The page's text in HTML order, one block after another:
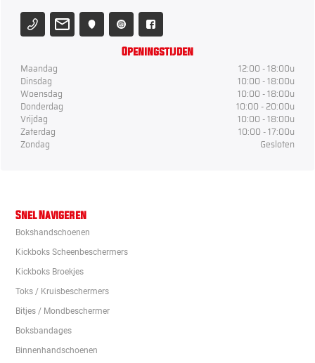
Openingstijden
Maandag
12:00 - 18:00u
Dinsdag
10:00 - 18:00u
Woensdag
10:00 - 18:00u
Donderdag
10:00 - 20:00u
Vrijdag
10:00 - 18:00u
Zaterdag
10:00 - 17:00u
Zondag
Gesloten
Snel Navigeren
Bokshandschoenen
Kickboks Scheenbeschermers
Kickboks Broekjes
Toks / Kruisbeschermers
Bitjes / Mondbeschermer
Boksbandages
Binnenhandschoenen